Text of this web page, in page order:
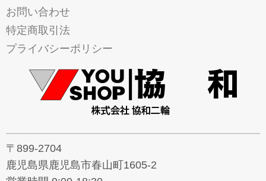
お問い合わせ
特定商取引法
プライバシーポリシー
〒899-2704
鹿児島県鹿児島市春山町1605-2